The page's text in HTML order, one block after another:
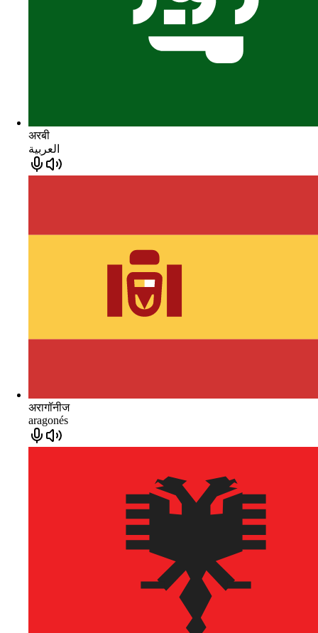
अरबी
العربية
अरागॉनीज
aragonés